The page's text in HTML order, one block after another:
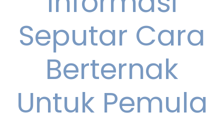
Seputar Cara
Berternak
Untuk Pemula